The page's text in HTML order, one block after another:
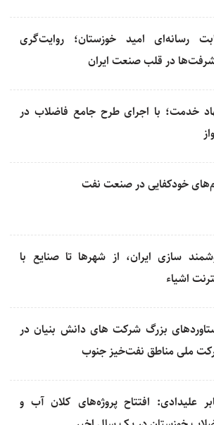
رسانه‌ای امید خوزستان؛ روایت‌گری
در قلب صنعت ایران
خدمت؛ با اجرای طرح جامع فاضلاب در
خودکفایی در صنعت نفت
سازی ایران، از شهرها تا صنایع با
اشیاء
بزرگ شرکت های دانش بنیان در
ملی مناطق نفت‌خیز جنوب
علیدادی: افتتاح پروژه‌های کلان آب و